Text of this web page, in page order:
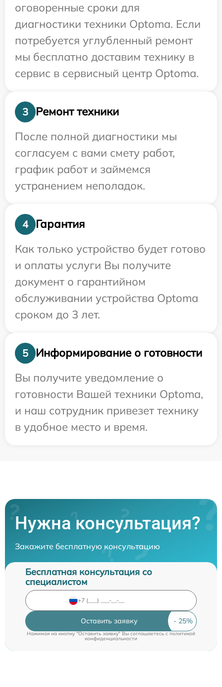
оговоренные сроки для
диагностики техники Optoma. Если
потребуется углубленный ремонт
мы бесплатно доставим технику в
сервис в сервисный центр Optoma.
3
Ремонт техники
После полной диагностики мы
согласуем с вами смету работ,
график работ и займемся
устранением неполадок.
4
Гарантия
Как только устройство будет готово
и оплаты услуги Вы получите
документ о гарантийном
обслуживании устройства Optoma
сроком до 3 лет.
5
Информирование о готовности
Вы получите уведомление о
готовности Вашей техники Optoma,
и наш сотрудник привезет технику
в удобное место и время.
Нужна консультация?
Закажите бесплатную консультацию
Бесплатная консультация со
специалистом
Оставить заявку
Нажимая на кнопку "Оставить заявку" Вы соглашаетесь cполитикой
конфиденциальности